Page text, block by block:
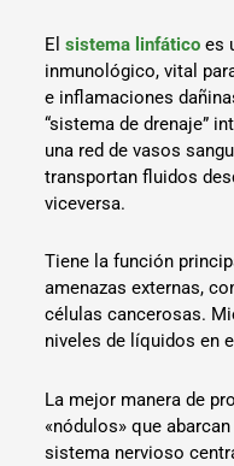
Elsistema linfático es
inmunológico, vital
e inflamaciones
“sistema de drenaje”
una red de vasos
transportan fluidos
viceversa.
Tiene la función
amenazas externas,
células cancerosas.
niveles de líquidos en
La mejor manera de
«nódulos» que
sistema nervioso